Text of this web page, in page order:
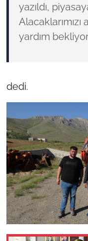
yazıldı,
yardım
dedi.